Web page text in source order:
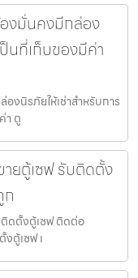
งมั่นคงมีกล่อง
ป็นที่เก็บของมีค่า
งนิรภัยให้เช่าสำหรับการ
า ตู
ายตู้เซฟ รับติดตั้ง
ติดตั้งตู้เซฟ ติดต่อ
ตู้เซฟ เ